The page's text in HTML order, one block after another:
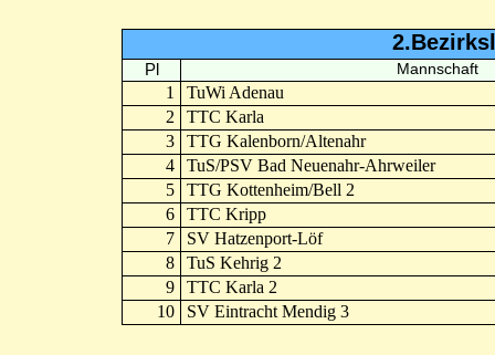
Pl Mannschaft
1
TuWi Adenau
2
TTC Karla
3
TTG Kalenborn/Altenahr
4
TuS/PSV Bad Neuenahr-Ahrweiler
5
TTG Kottenheim/Bell 2
6
TTC Kripp
7
SV Hatzenport-Löf
8
TuS Kehrig 2
9
TTC Karla 2
10
SV Eintracht Mendig 3